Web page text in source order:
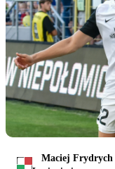
Maciej Frydrych